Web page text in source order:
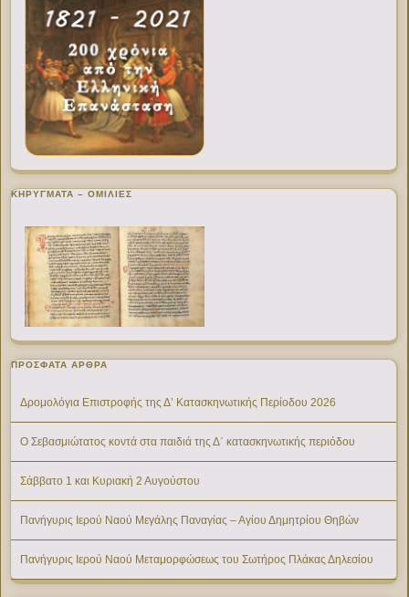
ΚΗΡΥΓΜΑΤΑ – ΟΜΙΛΙΕΣ
ΠΡΌΣΦΑΤΑ ΆΡΘΡΑ
Δρομολόγια Επιστροφής της Δ’ Κατασκηνωτικής Περίοδου 2026
Ο Σεβασμιώτατος κοντά στα παιδιά της Δ΄ κατασκηνωτικής περιόδου
Σάββατο 1 και Κυριακή 2 Αυγούστου
Πανήγυρις Ιερού Ναού Μεγάλης Παναγίας – Αγίου Δημητρίου Θηβών
Πανήγυρις Ιερού Ναού Μεταμορφώσεως του Σωτήρος Πλάκας Δηλεσίου